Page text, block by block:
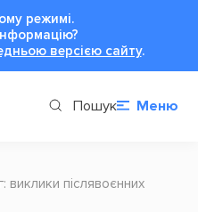
режимі.
версією сайту.
Пошук Меню
післявоєнних